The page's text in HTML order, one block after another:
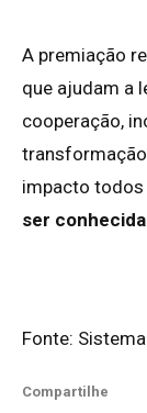
A premiação
que ajudam a
cooperação,
impacto todos
ser
Fonte:
Compartilhe